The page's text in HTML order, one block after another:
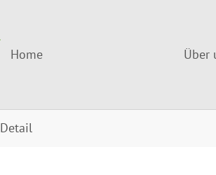
Home Über
Detail